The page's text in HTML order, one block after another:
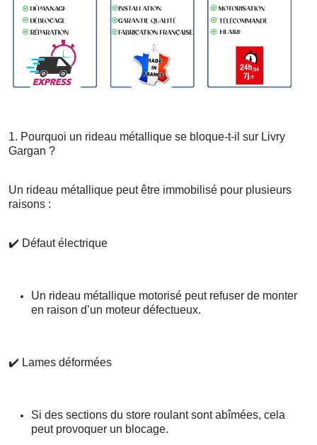
1. Pourquoi un rideau métallique se bloque-t-il sur Livry
Gargan ?
Un rideau métallique peut être immobilisé pour plusieurs
raisons :
✔️ Défaut électrique
Un rideau métallique motorisé peut refuser de monter
en raison d’un moteur défectueux.
✔️ Lames déformées
Si des sections du store roulant sont abîmées, cela
peut provoquer un blocage.